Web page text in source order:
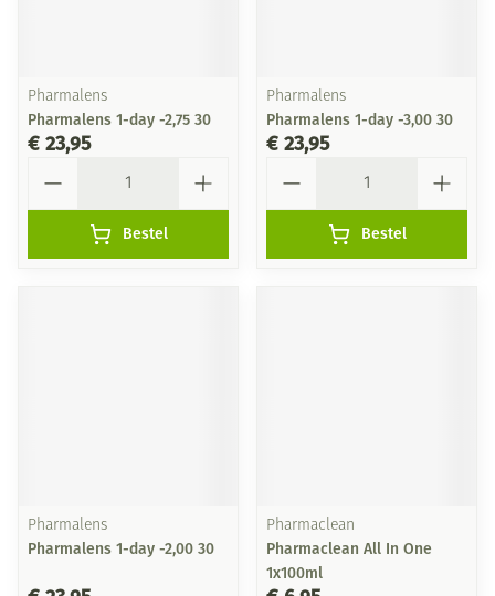
Pharmalens
Pharmalens 1-day -2,75 30
€ 23,95
Bestel
Pharmalens
Pharmalens 1-day -3,00 30
€ 23,95
Bestel
Pharmalens
Pharmalens 1-day -2,00 30
Pharmaclean
Pharmaclean All In One
1x100ml